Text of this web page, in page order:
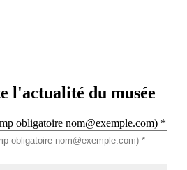
l'actualité du musée
obligatoire nom@exemple.com) *